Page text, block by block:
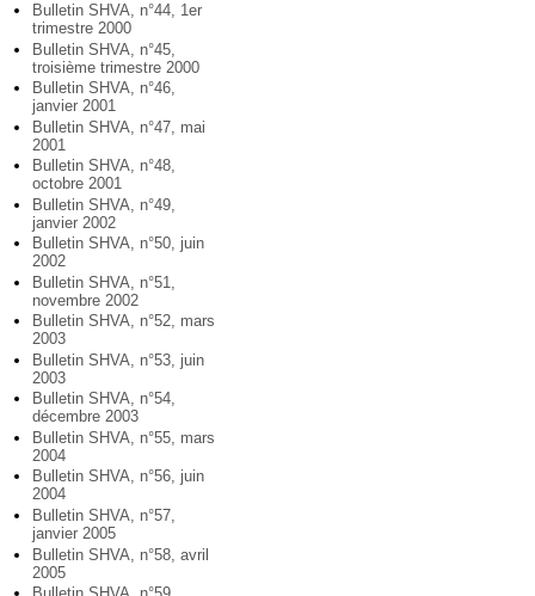
Bulletin SHVA, n°44, 1er
trimestre 2000
Bulletin SHVA, n°45,
troisième trimestre 2000
Bulletin SHVA, n°46,
janvier 2001
Bulletin SHVA, n°47, mai
2001
Bulletin SHVA, n°48,
octobre 2001
Bulletin SHVA, n°49,
janvier 2002
Bulletin SHVA, n°50, juin
2002
Bulletin SHVA, n°51,
novembre 2002
Bulletin SHVA, n°52, mars
2003
Bulletin SHVA, n°53, juin
2003
Bulletin SHVA, n°54,
décembre 2003
Bulletin SHVA, n°55, mars
2004
Bulletin SHVA, n°56, juin
2004
Bulletin SHVA, n°57,
janvier 2005
Bulletin SHVA, n°58, avril
2005